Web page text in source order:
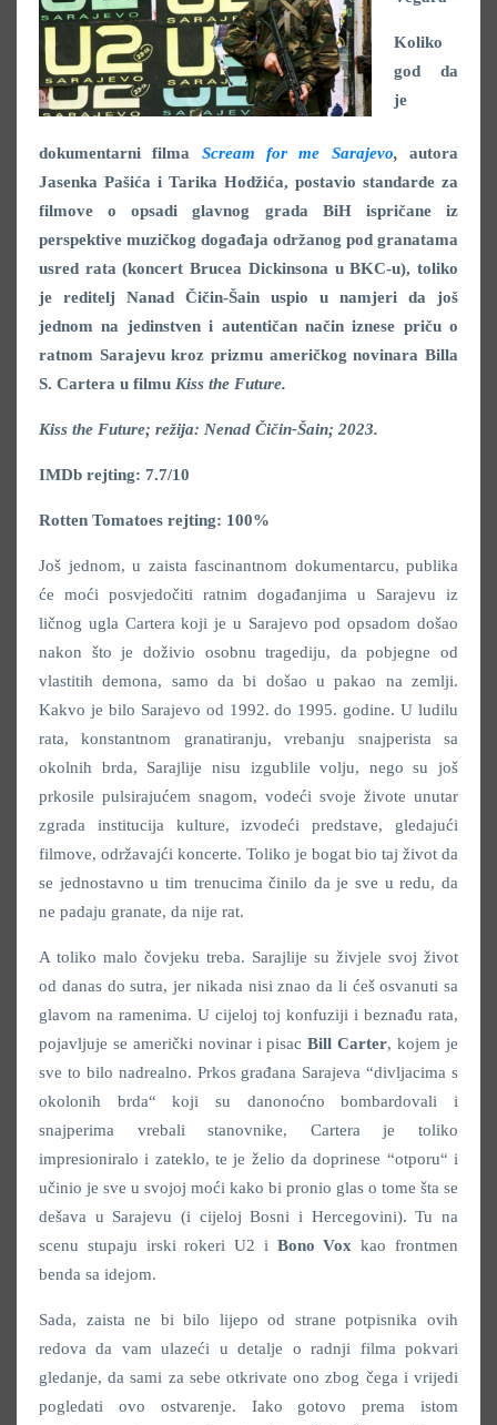
Koliko
god da
je
dokumentarni filma Scream for me Sarajevo,autora
Jasenka Pašića i Tarika Hodžića, postavio standarde za
filmove o opsadi glavnog grada BiH ispričane iz
perspektive muzičkog događaja održanog pod granatama
usred rata (koncert Brucea Dickinsona u BKC-u), toliko
je reditelj Nanad Čičin-Šain uspio u namjeri da još
jednom na jedinstven i autentičan način iznese priču o
ratnom Sarajevu kroz prizmu američkog novinara Billa
S. Cartera u filmu Kiss the Future.
Kiss the Future; režija: Nenad Čičin-Šain; 2023.
IMDb rejting: 7.7/10
Rotten Tomatoes rejting: 100%
Još jednom, u zaista fascinantnom dokumentarcu, publika
će moći posvjedočiti ratnim događanjima u Sarajevu iz
ličnog ugla Cartera koji je u Sarajevo pod opsadom došao
nakon što je doživio osobnu tragediju, da pobjegne od
vlastitih demona, samo da bi došao u pakao na zemlji.
Kakvo je bilo Sarajevo od 1992. do 1995. godine. U ludilu
rata, konstantnom granatiranju, vrebanju snajperista sa
okolnih brda, Sarajlije nisu izgublile volju, nego su još
prkosile pulsirajućem snagom, vodeći svoje živote unutar
zgrada institucija kulture, izvodeći predstave, gledajući
filmove, održavajći koncerte. Toliko je bogat bio taj život da
se jednostavno u tim trenucima činilo da je sve u redu, da
ne padaju granate, da nije rat.
A toliko malo čovjeku treba. Sarajlije su živjele svoj život
od danas do sutra, jer nikada nisi znao da li ćeš osvanuti sa
glavom na ramenima. U cijeloj toj konfuziji i beznađu rata,
pojavljuje se američki novinar i pisacBill Carter, kojem je
sve to bilo nadrealno. Prkos građana Sarajeva “divljacima s
okolonih brda“ koji su danonoćno bombardovali i
snajperima vrebali stanovnike, Cartera je toliko
impresioniralo i zateklo, te je želio da doprinese “otporu“ i
učinio je sve u svojoj moći kako bi pronio glas o tome šta se
dešava u Sarajevu (i cijeloj Bosni i Hercegovini). Tu na
scenu stupaju irski rokeri U2 i Bono Vox kao frontmen
benda sa idejom.
Sada, zaista ne bi bilo lijepo od strane potpisnika ovih
redova da vam ulazeći u detalje o radnji filma pokvari
gledanje, da sami za sebe otkrivate ono zbog čega i vrijedi
pogledati ovo ostvarenje. Iako gotovo prema istom